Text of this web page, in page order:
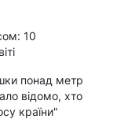
10
понад метр
відомо, хто
країни"